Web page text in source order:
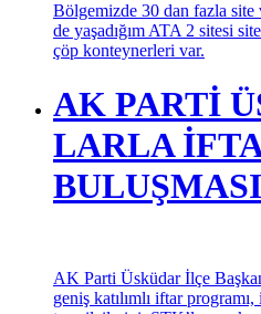
de yaşadığım ATA 2 sitesi
çöp konteynerleri var.
AK PARTİ
LARLA